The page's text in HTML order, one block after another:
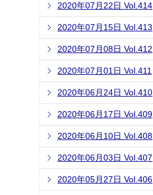
2020年07月22日 Vol.414
2020年07月15日 Vol.413
2020年07月08日 Vol.412
2020年07月01日 Vol.411
2020年06月24日 Vol.410
2020年06月17日 Vol.409
2020年06月10日 Vol.408
2020年06月03日 Vol.407
2020年05月27日 Vol.406